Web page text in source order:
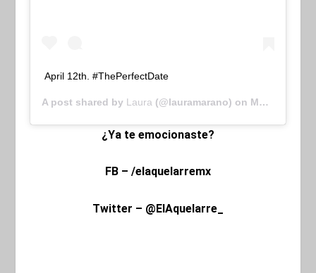
April 12th. #ThePerfectDate
A post shared by Laura (@lauramarano) on Mar 7, 2019 at 9:55am PST
¿Ya te emocionaste?
FB – /elaquelarremx
Twitter – @ElAquelarre_